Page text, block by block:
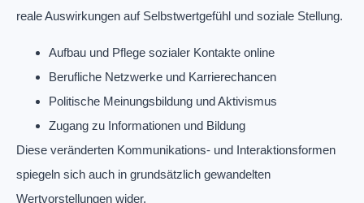
reale Auswirkungen auf Selbstwertgefühl und soziale Stellung.
Aufbau und Pflege sozialer Kontakte online
Berufliche Netzwerke und Karrierechancen
Politische Meinungsbildung und Aktivismus
Zugang zu Informationen und Bildung
Diese veränderten Kommunikations- und Interaktionsformen
spiegeln sich auch in grundsätzlich gewandelten
Wertvorstellungen wider.